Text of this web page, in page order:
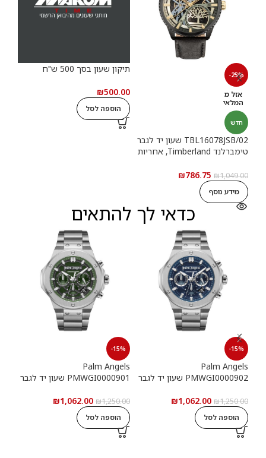
-25%
אזל מ
המלאי
חדש
TBL16078JSB/02 שעון יד לגבר
טימברלנד Timberland, אחריות
₪1,049.00
₪786.75
מידע נוסף
תיקון שעון בסך 500 ש"ח
₪500.00
הוספה לסל
כדאי לך להתאים
-15%
Palm Angels
PMWGI0000902 שעון יד לגבר
₪1,250.00
₪1,062.00
הוספה לסל
-15%
Palm Angels
PMWGI0000901 שעון יד לגבר
₪1,250.00
₪1,062.00
הוספה לסל